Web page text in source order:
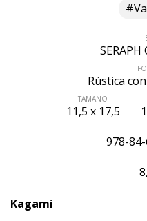
SERAPH
Rústica
TAMAÑO
11,5 x 17,5
978-
Kagami